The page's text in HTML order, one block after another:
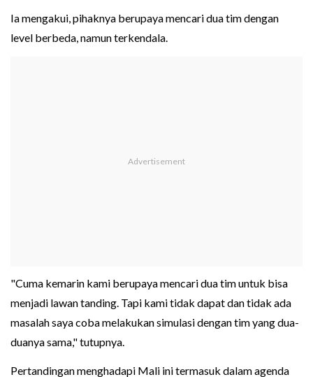
Ia mengakui, pihaknya berupaya mencari dua tim dengan
level berbeda, namun terkendala.
"Cuma kemarin kami berupaya mencari dua tim untuk bisa
menjadi lawan tanding. Tapi kami tidak dapat dan tidak ada
masalah saya coba melakukan simulasi dengan tim yang dua-
duanya sama," tutupnya.
Pertandingan menghadapi Mali ini termasuk dalam agenda